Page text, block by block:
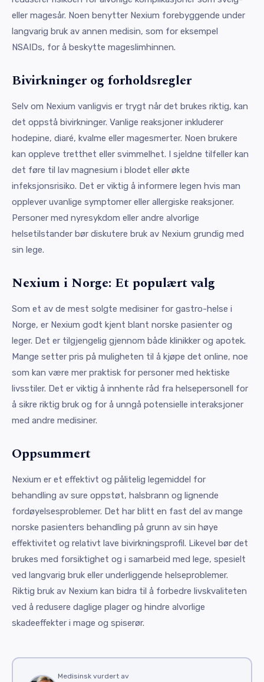
eller magesår. Noen benytter Nexium forebyggende under
langvarig bruk av annen medisin, som for eksempel
NSAIDs, for å beskytte mageslimhinnen.
Bivirkninger og forholdsregler
Selv om Nexium vanligvis er trygt når det brukes riktig, kan
det oppstå bivirkninger. Vanlige reaksjoner inkluderer
hodepine, diaré, kvalme eller magesmerter. Noen brukere
kan oppleve tretthet eller svimmelhet. I sjeldne tilfeller kan
det føre til lav magnesium i blodet eller økte
infeksjonsrisiko. Det er viktig å informere legen hvis man
opplever uvanlige symptomer eller allergiske reaksjoner.
Personer med nyresykdom eller andre alvorlige
helsetilstander bør diskutere bruk av Nexium grundig med
sin lege.
Nexium i Norge: Et populært valg
Som et av de mest solgte medisiner for gastro-helse i
Norge, er Nexium godt kjent blant norske pasienter og
leger. Det er tilgjengelig gjennom både klinikker og apotek.
Mange setter pris på muligheten til å kjøpe det online, noe
som kan være mer praktisk for personer med hektiske
livsstiler. Det er viktig å innhente råd fra helsepersonell for
å sikre riktig bruk og for å unngå potensielle interaksjoner
med andre medisiner.
Oppsummert
Nexium er et effektivt og pålitelig legemiddel for
behandling av sure oppstøt, halsbrann og lignende
fordøyelsesproblemer. Det har blitt en fast del av mange
norske pasienters behandling på grunn av sin høye
effektivitet og relativt lave bivirkningsprofil. Likevel bør det
brukes med forsiktighet og i samarbeid med lege, spesielt
ved langvarig bruk eller underliggende helseproblemer.
Riktig bruk av Nexium kan bidra til å forbedre livskvaliteten
ved å redusere daglige plager og hindre alvorlige
skadeeffekter i mage og spiserør.
Medisinsk vurdert av